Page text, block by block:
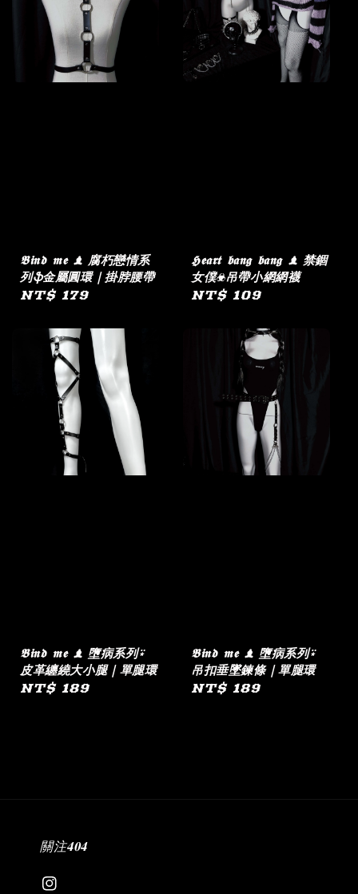
𝕭𝖎𝖓𝖉 𝖒𝖊 ♝ 腐朽戀情系
列ֆ金屬圓環｜掛脖腰帶
Regular
NT$ 179
𝕳𝖊𝖆𝖗𝖙 𝖇𝖆𝖓𝖌 𝖇𝖆𝖓𝖌 ♝ 禁錮
女僕☣︎吊帶小網網襪
Regular
NT$ 109
𝕭𝖎𝖓𝖉 𝖒𝖊 ♝ 墮病系列⍣
皮革纏繞大小腿｜單腿環
Regular
NT$ 189
𝕭𝖎𝖓𝖉 𝖒𝖊 ♝ 墮病系列⍣
吊扣垂墜鍊條｜單腿環
Regular
NT$ 189
關注𝟒𝟎𝟒